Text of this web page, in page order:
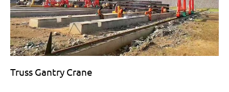
Truss Gantry Crane